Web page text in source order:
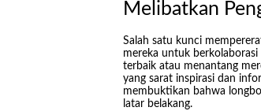
Melibatkan
Salah satu kunci
mereka untuk
terbaik atau menantang
yang sarat inspirasi dan
membuktikan bahwa
latar belakang.